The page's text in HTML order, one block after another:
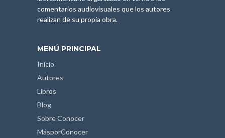
comentarios audiovisuales que los autores
realizan de su propia obra.
MENÚ PRINCIPAL
Inicio
Autores
Libros
Blog
Sobre Conocer
MásporConocer